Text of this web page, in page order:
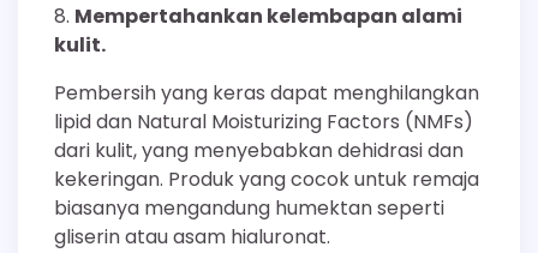
Mempertahankan kelembapan alami
kulit.
Pembersih yang keras dapat menghilangkan
lipid dan Natural Moisturizing Factors (NMFs)
dari kulit, yang menyebabkan dehidrasi dan
kekeringan. Produk yang cocok untuk remaja
biasanya mengandung humektan seperti
gliserin atau asam hialuronat.